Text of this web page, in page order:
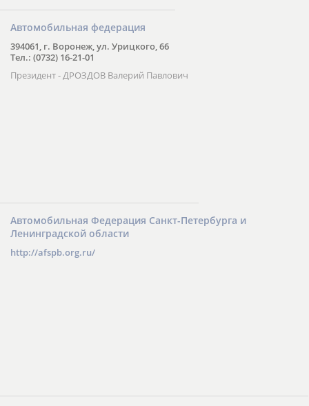
Автомобильная федерация
394061, г. Воронеж, ул. Урицкого, 66
Тел.: (0732) 16-21-01
Президент - ДРОЗДОВ Валерий Павлович
Автомобильная Федерация Санкт-Петербурга и
Ленинградской области
http://afspb.org.ru/